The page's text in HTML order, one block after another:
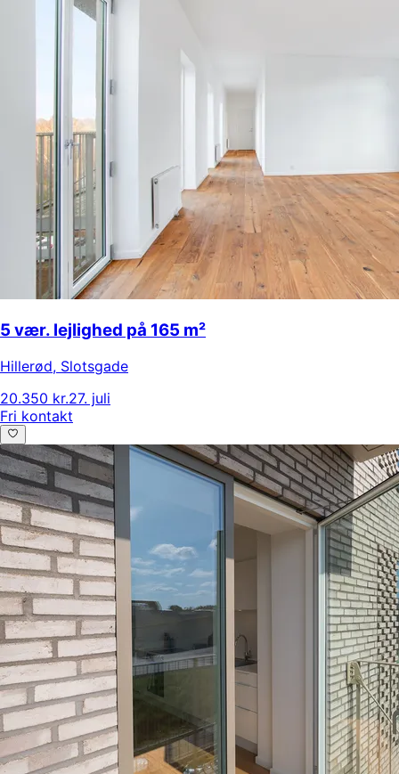
5 vær. lejlighed på 165 m²
Hillerød, Slotsgade
20.350 kr.27. juli
Fri kontakt